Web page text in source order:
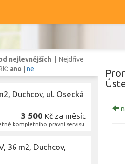
obec Duchcov, okres Teplice, Ústecký
Pozemky
obec Duchcov,okres Teplice, Ústecký kraj
nejlevnějších
| Nejdříve
ano ne
Duchcov, ul. Osecká
3 500 Kč za měsíc
kompletního právní servisu.
36 m2, Duchcov,